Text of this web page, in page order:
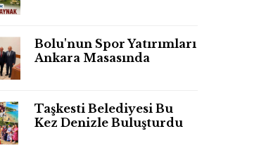
Bolu'nun Spor Yatırımları
Ankara Masasında
Taşkesti Belediyesi Bu
Kez Denizle Buluşturdu